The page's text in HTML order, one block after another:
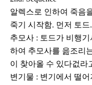
알렉스로 인하여 죽음
죽기 시작함. 먼저 토드.
추모사 : 토드가 비행
하여 추모사를 읊조리
이 찾아올 수 있다겂라
변기물 : 변기에서 떨